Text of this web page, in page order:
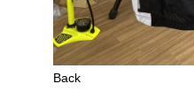
Back